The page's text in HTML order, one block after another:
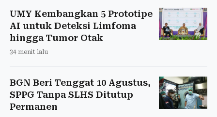
UMY Kembangkan 5 Prototipe
AI untuk Deteksi Limfoma
hingga Tumor Otak
34 menit lalu
BGN Beri Tenggat 10 Agustus,
SPPG Tanpa SLHS Ditutup
Permanen